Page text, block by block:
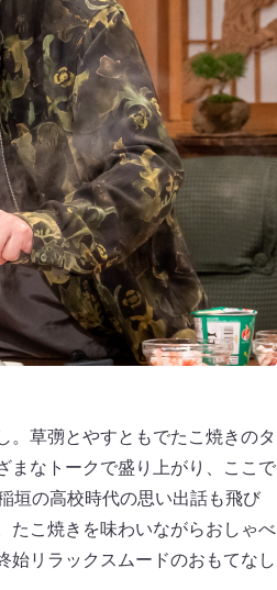
。草彅とやすともでたこ焼きのタ
まなトークで盛り上がり、ここで
垣の高校時代の思い出話も飛び
たこ焼きを味わいながらおしゃべ
始リラックスムードのおもてなし